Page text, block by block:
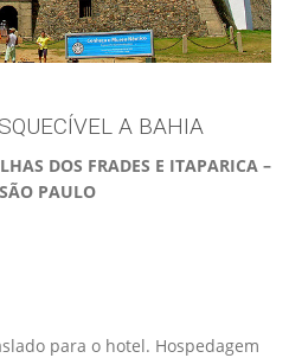
A BAHIA
DOS FRADES E ITAPARICA –
PAULO
para o hotel. Hospedagem